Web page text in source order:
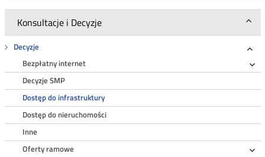
Konsultacje i Decyzje
Decyzje
Bezpłatny internet
Decyzje SMP
Dostęp do infrastruktury
Dostęp do nieruchomości
Inne
Oferty ramowe